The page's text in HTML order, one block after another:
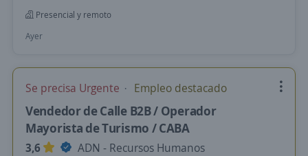
Presencial y remoto
Ayer
Se precisa Urgente Empleo destacado
Vendedor de Calle B2B / Operador
Mayorista de Turismo / CABA
3,6
ADN - Recursos Humanos